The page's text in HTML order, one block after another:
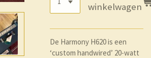
winkelwagen
De Harmony H620 is een
‘custom handwired’ 20-watt